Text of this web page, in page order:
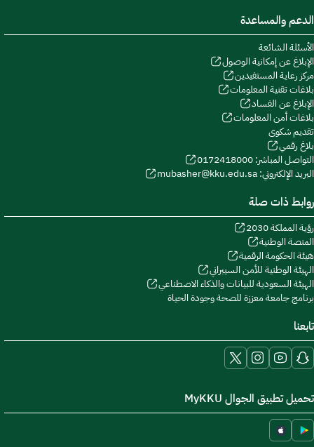
الدعم والمساعدة
الأسئلة الشائعة
الإبلاغ عن إمكانية الوصول
مركز رعاية المستفيدين
بلاغات تقنية المعلومات
الإبلاغ عن الفساد
بلاغات أمن المعلومات
تقديم شكوى
بلاغ رقمي
التواصل المباشر: 0172418000
البريد الإلكتروني: mubasher@kku.edu.sa
روابط ذات صلة
رؤية المملكة 2030
المنصة الوطنية
هيئة الحكومة الرقمية
الهيئة الوطنية للأمن السيبراني
الهيئة السعودية للبيانات والذكاء الاصطناعي
برنامج جامعة معززة للصحة وجودة الحياة
تابعنا
تحميل تطبيق الجوال MyKKU